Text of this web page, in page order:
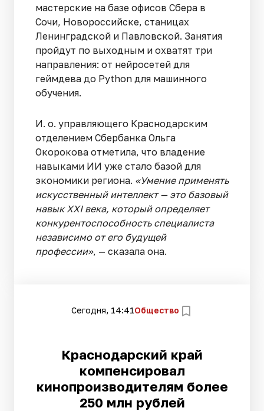
мастерские на базе офисов Сбера в
Сочи, Новороссийске, станицах
Ленинградской и Павловской. Занятия
пройдут по выходным и охватят три
направления: от нейросетей для
геймдева до Python для машинного
обучения.
И. о. управляющего Краснодарским
отделением Сбербанка Ольга
Окорокова отметила, что владение
навыками ИИ уже стало базой для
экономики региона. «Умение применять
искусственный интеллект — это базовый
навык XXI века, который определяет
конкурентоспособность специалиста
независимо от его будущей
профессии», — сказала она.
Сегодня, 14:41Общество
Краснодарский край
компенсировал
кинопроизводителям более
250 млн рублей